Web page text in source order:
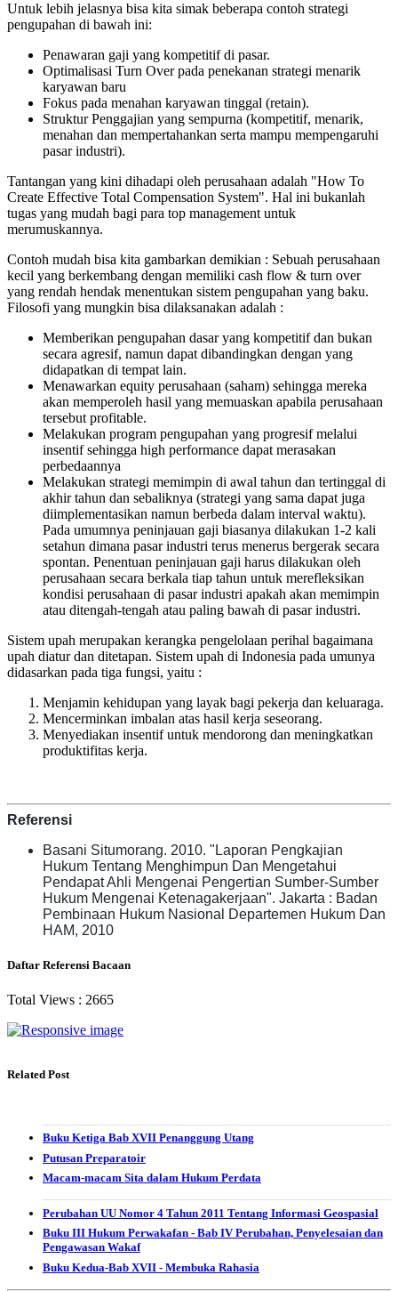
Untuk lebih jelasnya bisa kita simak beberapa contoh strategi
pengupahan di bawah ini:
Penawaran gaji yang kompetitif di pasar.
Optimalisasi Turn Over pada penekanan strategi menarik
karyawan baru
Fokus pada menahan karyawan tinggal (retain).
Struktur Penggajian yang sempurna (kompetitif, menarik,
menahan dan mempertahankan serta mampu mempengaruhi
pasar industri).
Tantangan yang kini dihadapi oleh perusahaan adalah "How To
Create Effective Total Compensation System". Hal ini bukanlah
tugas yang mudah bagi para top management untuk
merumuskannya.
Contoh mudah bisa kita gambarkan demikian : Sebuah perusahaan
kecil yang berkembang dengan memiliki cash flow & turn over
yang rendah hendak menentukan sistem pengupahan yang baku.
Filosofi yang mungkin bisa dilaksanakan adalah :
Memberikan pengupahan dasar yang kompetitif dan bukan
secara agresif, namun dapat dibandingkan dengan yang
didapatkan di tempat lain.
Menawarkan equity perusahaan (saham) sehingga mereka
akan memperoleh hasil yang memuaskan apabila perusahaan
tersebut profitable.
Melakukan program pengupahan yang progresif melalui
insentif sehingga high performance dapat merasakan
perbedaannya
Melakukan strategi memimpin di awal tahun dan tertinggal di
akhir tahun dan sebaliknya (strategi yang sama dapat juga
diimplementasikan namun berbeda dalam interval waktu).
Pada umumnya peninjauan gaji biasanya dilakukan 1-2 kali
setahun dimana pasar industri terus menerus bergerak secara
spontan. Penentuan peninjauan gaji harus dilakukan oleh
perusahaan secara berkala tiap tahun untuk merefleksikan
kondisi perusahaan di pasar industri apakah akan memimpin
atau ditengah-tengah atau paling bawah di pasar industri.
Sistem upah merupakan kerangka pengelolaan perihal bagaimana
upah diatur dan ditetapan. Sistem upah di Indonesia pada umunya
didasarkan pada tiga fungsi, yaitu :
Menjamin kehidupan yang layak bagi pekerja dan keluaraga.
Mencerminkan imbalan atas hasil kerja seseorang.
Menyediakan insentif untuk mendorong dan meningkatkan
produktifitas kerja.
Referensi
Basani Situmorang. 2010. " Laporan Pengkajian
Hukum Tentang Menghimpun Dan Mengetahui
Pendapat Ahli Mengenai Pengertian Sumber-Sumber
Hukum Mengenai Ketenagakerjaan". Jakarta : Badan
Pembinaan Hukum Nasional Departemen Hukum Dan
HAM, 2010
Daftar Referensi Bacaan
Total Views : 2665
Related Post
Buku Ketiga Bab XVII Penanggung Utang
Putusan Preparatoir
Macam-macam Sita dalam Hukum Perdata
Perubahan UU Nomor 4 Tahun 2011 Tentang Informasi Geospasial
Buku III Hukum Perwakafan - Bab IV Perubahan, Penyelesaian dan
Pengawasan Wakaf
Buku Kedua-Bab XVII - Membuka Rahasia